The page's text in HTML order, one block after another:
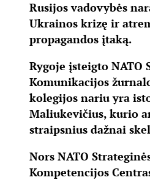
Rusijos vadovybės
Ukrainos krizę ir
propagandos įtaką.
Rygoje įsteigto NATO
Komunikacijos
kolegijos nariu yra
Maliukevičius, kurio
straipsnius dažnai
Nors NATO
Kompetencijos